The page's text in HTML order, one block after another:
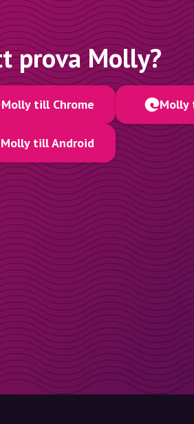
prova Molly?
Molly till Chrome Molly
Molly till Android